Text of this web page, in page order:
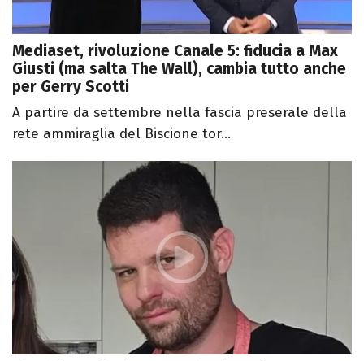
Mediaset, rivoluzione Canale 5: fiducia a Max
Giusti (ma salta The Wall), cambia tutto anche
per Gerry Scotti
A partire da settembre nella fascia preserale della
rete ammiraglia del Biscione tor...